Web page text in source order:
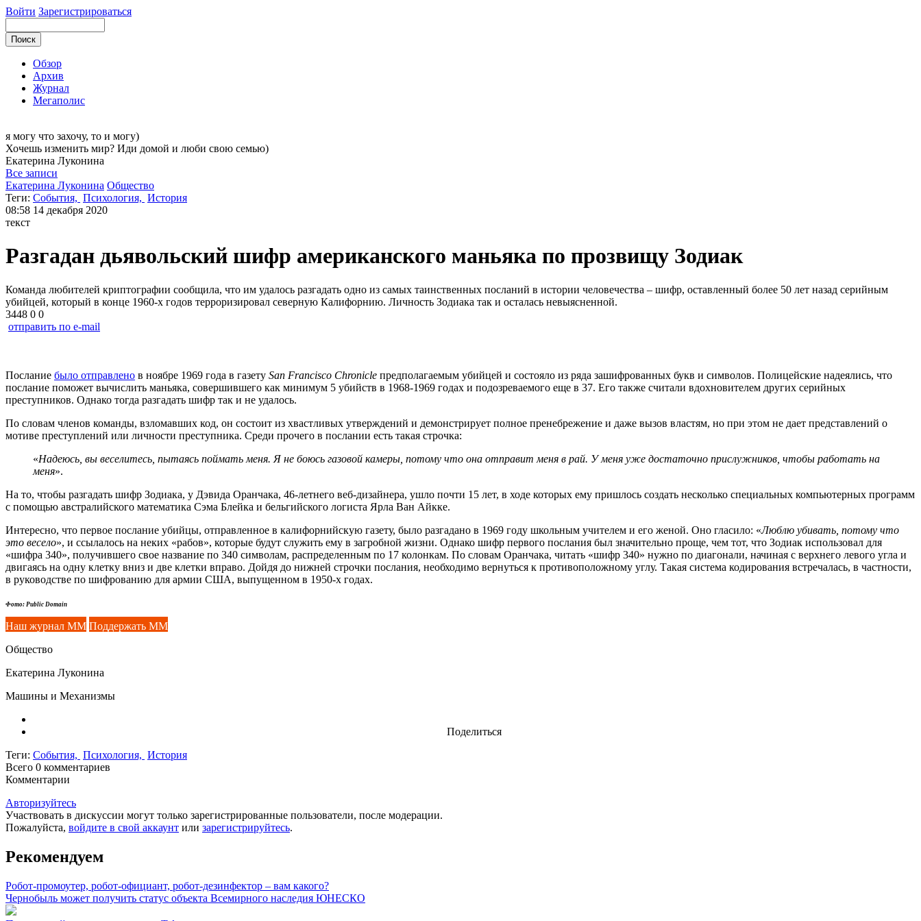
Войти Зарегистрироваться
Обзор
Архив
Журнал
Мегаполис
я могу что захочу, то и могу)
Хочешь изменить мир? Иди домой и люби свою семью)
Екатерина Луконина
Все записи
Екатерина Луконина Общество
Теги: События, Психология, История
08:58 14 декабря 2020
текст
Разгадан дьявольский шифр американского маньяка по прозвищу Зодиак
Команда любителей криптографии сообщила, что им удалось разгадать одно из самых таинственных посланий в истории человечества – шифр, оставленный более 50 лет назад серийным
убийцей, который в конце 1960-х годов терроризировал северную Калифорнию. Личность Зодиака так и осталась невыясненной.
3448 0 0
отправить по e-mail
Послание было отправлено в ноябре 1969 года в газету San Francisco Chronicle предполагаемым убийцей и состояло из ряда зашифрованных букв и символов. Полицейские надеялись, что
послание поможет вычислить маньяка, совершившего как минимум 5 убийств в 1968-1969 годах и подозреваемого еще в 37. Его также считали вдохновителем других серийных
преступников. Однако тогда разгадать шифр так и не удалось.
По словам членов команды, взломавших код, он состоит из хвастливых утверждений и демонстрирует полное пренебрежение и даже вызов властям, но при этом не дает представлений о
мотиве преступлений или личности преступника. Среди прочего в послании есть такая строчка:
«Надеюсь, вы веселитесь, пытаясь поймать меня. Я не боюсь газовой камеры, потому что она отправит меня в рай. У меня уже достаточно прислужников чтобы работать на
меня».
На то, чтобы разгадать шифр Зодиака, у Дэвида Оранчака, 46-летнего веб-дизайнера, ушло почти 15 лет, в ходе которых ему пришлось создать несколько специальных компьютерных программ
с помощью австралийского математика Сэма Блейка и бельгийского логиста Ярла Ван Айкке.
Интересно, что первое послание убийцы, отправленное в калифорнийскую газету, было разгадано в 1969 году школьным учителем и его женой. Оно гласило: «Люблю убивать, потому что
это весело», и ссылалось на неких «рабов», которые будут служить ему в загробной жизни. Однако шифр первого послания был значительно проще, чем тот, что Зодиак использовал для
«шифра 340», получившего свое название по 340 символам, распределенным по 17 колонкам. По словам Оранчака, читать «шифр 340» нужно по диагонали, начиная с верхнего левого угла и
двигаясь на одну клетку вниз и две клетки вправо. Дойдя до нижней строчки послания, необходимо вернуться к противоположному углу. Такая система кодирования встречалась, в частности,
в руководстве по шифрованию для армии США, выпущенном в 1950-х годах.
Фото: Public Domain
Наш журнал ММ Поддержать ММ
Общество
Екатерина Луконина
Машины и Механизмы
Поделиться
Теги: События, Психология, История
Всего 0 комментариев
Комментарии
Авторизуйтесь
Участвовать в дискуссии могут только зарегистрированные пользователи, после модерации.
Пожалуйста, войдите в свой аккаунт или зарегистрируйтесь.
Рекомендуем
Робот-промоутер, робот-официант, робот-дезинфектор – вам какого?
Чернобыль может получить статус объекта Всемирного наследия ЮНЕСКО